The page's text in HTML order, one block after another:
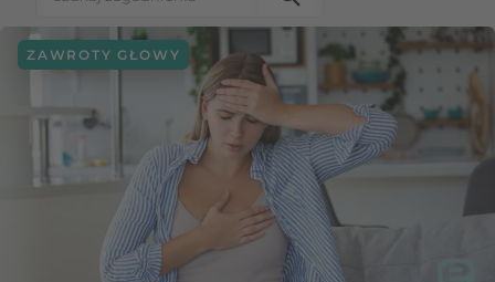
ZAWROTY GŁOWY